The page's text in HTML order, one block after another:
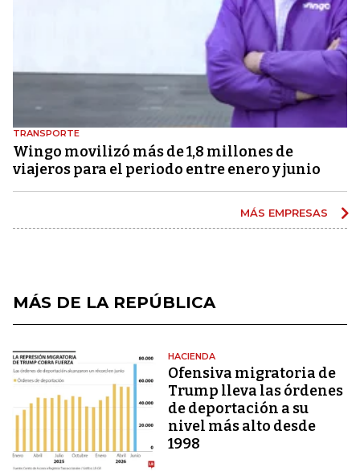
TRANSPORTE
Wingo movilizó más de 1,8 millones de
viajeros para el periodo entre enero y junio
MÁS EMPRESAS
MÁS DE LA REPÚBLICA
HACIENDA
Ofensiva migratoria de
Trump lleva las órdenes
de deportación a su
nivel más alto desde
1998